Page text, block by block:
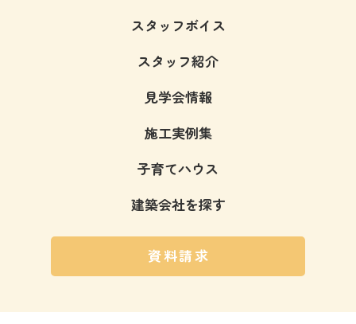
スタッフボイス
スタッフ紹介
見学会情報
施工実例集
子育てハウス
建築会社を探す
資料請求